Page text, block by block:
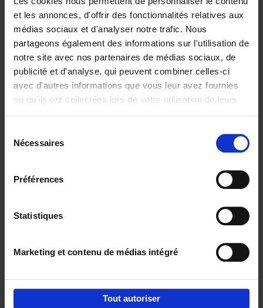
et les annonces, d'offrir des fonctionnalités relatives aux
médias sociaux et d'analyser notre trafic. Nous
partageons également des informations sur l'utilisation de
notre site avec nos partenaires de médias sociaux, de
publicité et d'analyse, qui peuvent combiner celles-ci
avec d'autres informations que vous leur avez fournies
ou qu'ils ont collectées lors de votre utilisation de leurs
Nécessaires
Préférences
Statistiques
Marketing et contenu de médias intégré
Tout autoriser
The Offer You Can't
Refuse
Steven Van Belleghem
Couverture souple
2020 256
€37,50
Building Bonds = Building